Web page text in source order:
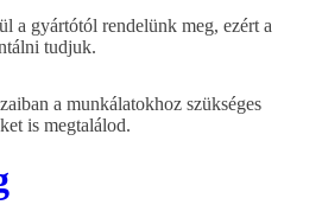
a gyártótól rendelünk meg, ezért a
tudjuk.
a munkálatokhoz szükséges
is megtalálod.